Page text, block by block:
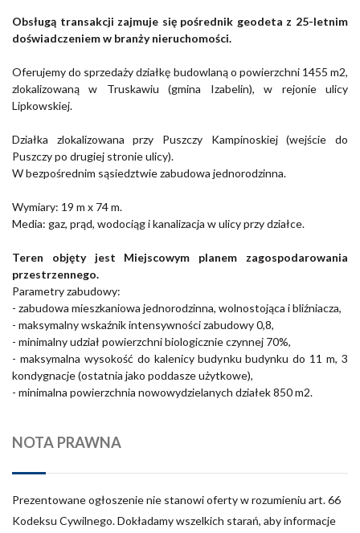
Obsługą transakcji zajmuje się pośrednik geodeta z 25-letnim
doświadczeniem w branży nieruchomości.
Oferujemy do sprzedaży działkę budowlaną o powierzchni 1455 m2,
zlokalizowaną w Truskawiu (gmina Izabelin), w rejonie ulicy
Lipkowskiej.
Działka zlokalizowana przy Puszczy Kampinoskiej (wejście do
Puszczy po drugiej stronie ulicy).
W bezpośrednim sąsiedztwie zabudowa jednorodzinna.
Wymiary: 19 m x 74 m.
Media: gaz, prąd, wodociąg i kanalizacja w ulicy przy działce.
Teren objęty jest Miejscowym planem zagospodarowania
przestrzennego.
Parametry zabudowy:
- zabudowa mieszkaniowa jednorodzinna, wolnostojąca i bliźniacza,
- maksymalny wskaźnik intensywności zabudowy 0,8,
- minimalny udział powierzchni biologicznie czynnej 70%,
- maksymalna wysokość do kalenicy budynku budynku do 11 m, 3
kondygnacje (ostatnia jako poddasze użytkowe),
- minimalna powierzchnia nowowydzielanych działek 850 m2.
NOTA PRAWNA
Prezentowane ogłoszenie nie stanowi oferty w rozumieniu art. 66
Kodeksu Cywilnego. Dokładamy wszelkich starań, aby informacje